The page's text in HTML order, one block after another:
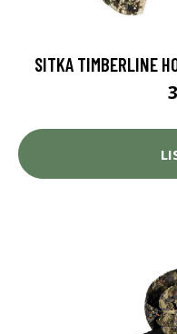
SITKA TIMBERLINE